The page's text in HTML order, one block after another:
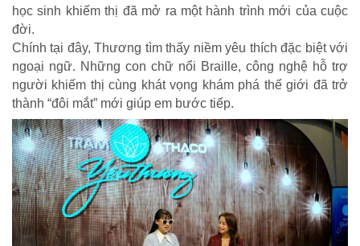
Giảm nghèo bền vững
Xây dựng Nông thôn mới
Bảo hiểm xã hội - Bảo hiểm y tế
Y tế và sức khỏe
học sinh khiếm thị đã mở ra một hành trình mới của cuộc
đời.
Chính tại đây, Thương tìm thấy niềm yêu thích đặc biệt với
ngoại ngữ. Những con chữ nổi Braille, công nghệ hỗ trợ
người khiếm thị cùng khát vọng khám phá thế giới đã trở
thành “đôi mắt” mới giúp em bước tiếp.